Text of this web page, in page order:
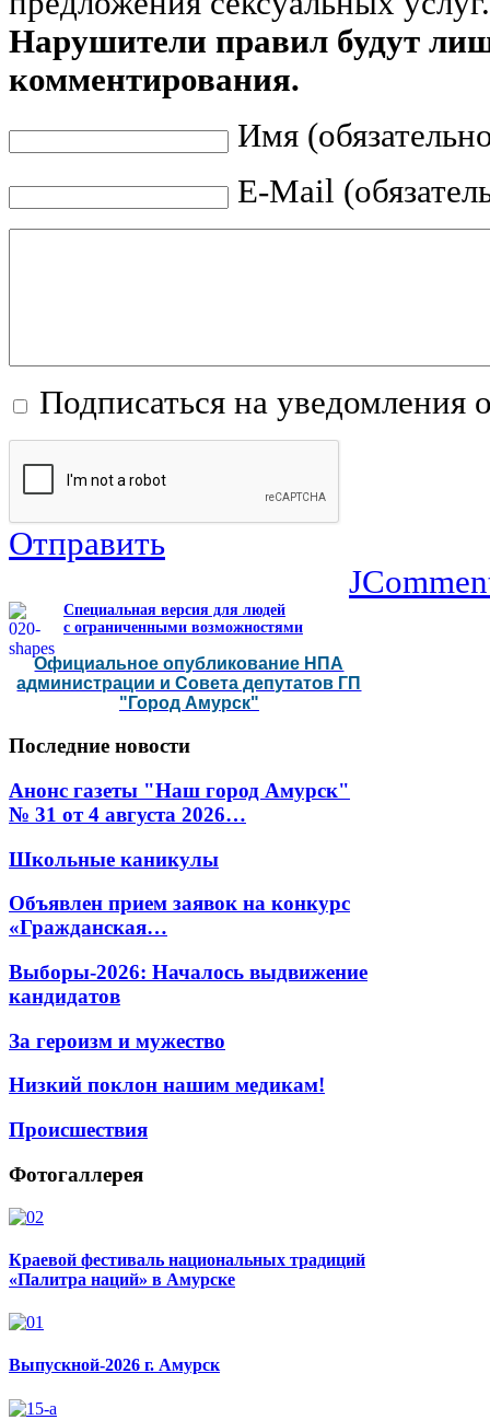
Нарушители правил будут
комментирования.
Имя
E-Mail
Подписаться на уведомления
Отправить
Специальная версия для людей
с ограниченными возможностями
Официальное опубликование НПА
администрации и Совета депутатов ГП
"Город Амурск"
Последние новости
Анонс газеты "Наш город Амурск"
№ 31 от 4 августа 2026…
Школьные каникулы
Объявлен прием заявок на конкурс
«Гражданская…
Выборы-2026: Началось выдвижение
кандидатов
За героизм и мужество
Низкий поклон нашим медикам!
Происшествия
Фотогаллерея
Краевой фестиваль национальных традиций
«Палитра наций» в Амурске
Выпускной-2026 г. Амурск